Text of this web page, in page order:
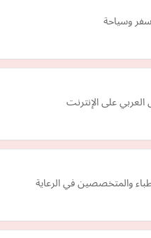
وسياحة
والمتخصصين في الرعاية